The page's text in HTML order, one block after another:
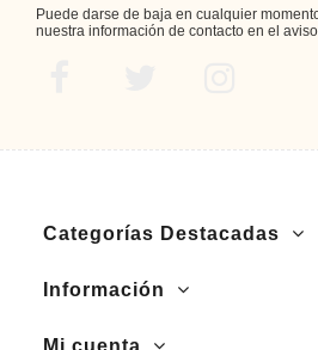
Puede darse de baja en cualquier
nuestra información de contacto en el
Categorías Destacadas
Información
Mi cuenta